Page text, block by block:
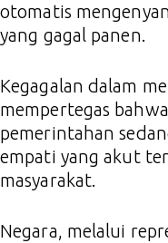
otomatis
yang gagal panen.
Kegagalan dalam
mempertegas
pemerintahan
empati yang akut
masyarakat.
Negara, melalui